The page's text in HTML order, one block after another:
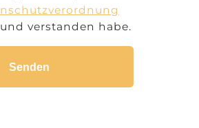
verstanden habe.